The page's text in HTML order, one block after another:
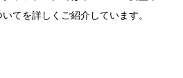
てを詳しくご紹介しています。